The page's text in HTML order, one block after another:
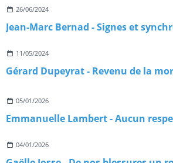
26/06/2024
Jean-Marc Bernad - Signes et
11/05/2024
Gérard Dupeyrat - Revenu de la
05/01/2026
Emmanuelle Lambert - Aucun
04/01/2026